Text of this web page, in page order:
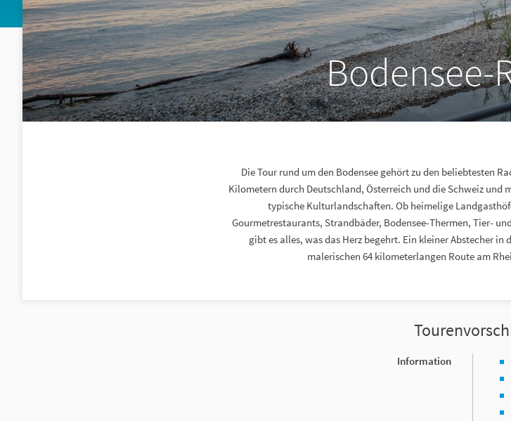
Bodensee-
Die Tour rund um den Bodensee gehört zu den beliebtesten
Kilometern durch Deutschland, Österreich und die Schweiz
typische Kulturlandschaften. Ob heimelige
Gourmetrestaurants, Strandbäder, Bodensee-Thermen, Tier-
gibt es alles, was das Herz begehrt. Ein kleiner Abstecher
malerischen 64 kilometerlangen Route am
Information